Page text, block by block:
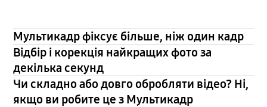
Мультикадр фіксує більше, ніж один кадр
Відбір і корекція найкращих фото за
декілька секунд
Чи складно або довго обробляти відео? Ні,
якщо ви робите це з Мультикадр